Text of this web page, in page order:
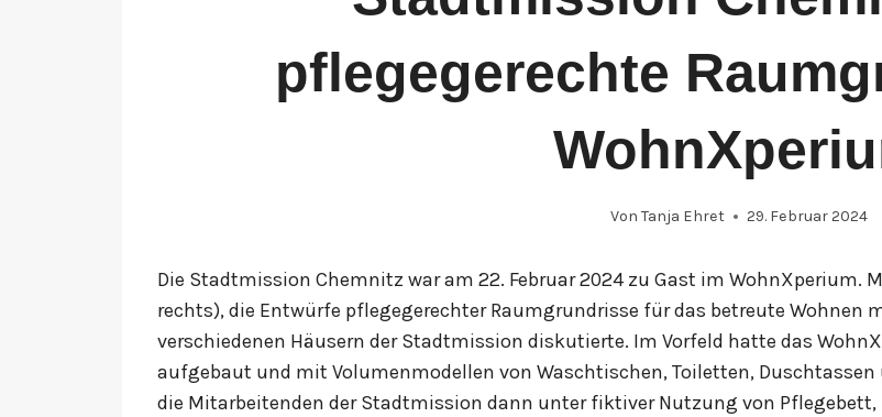
pflegegerechte
Von Tanja Ehret 29. Februar 2024
Die Stadtmission Chemnitz war am 22. Februar 2024 zu Gast im WohnXperium.
rechts), die Entwürfe pflegegerechter Raumgrundrisse für das betreute Wohnen
verschiedenen Häusern der Stadtmission diskutierte. Im Vorfeld hatte das
aufgebaut und mit Volumenmodellen von Waschtischen, Toiletten,
die Mitarbeitenden der Stadtmission dann unter fiktiver Nutzung von